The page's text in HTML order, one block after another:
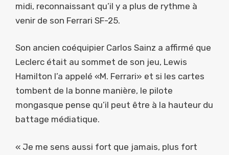
midi, reconnaissant qu’il y a plus de rythme à
venir de son Ferrari SF-25.
Son ancien coéquipier Carlos Sainz a affirmé que
Leclerc était au sommet de son jeu, Lewis
Hamilton l’a appelé «M. Ferrari» et si les cartes
tombent de la bonne manière, le pilote
mongasque pense qu’il peut être à la hauteur du
battage médiatique.
« Je me sens aussi fort que jamais, plus fort